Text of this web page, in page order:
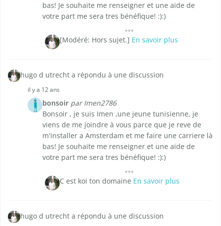
bas! Je souhaite me renseigner et une aide de
votre part me sera tres bénéfique! :):)
[Modéré: Hors sujet.] En savoir plus
hugo d utrecht a répondu à une discussion
il y a 12 ans
bonsoir par Imen2786
Bonsoir , je suis Imen ,une jeune tunisienne, je
viens de me joindre à vous parce que je reve de
m'installer a Amsterdam et me faire une carriere là
bas! Je souhaite me renseigner et une aide de
votre part me sera tres bénéfique! :):)
C est koi ton domaine En savoir plus
hugo d utrecht a répondu à une discussion